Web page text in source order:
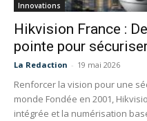
Innovations
Hikvision France :
pointe pour
La Redaction - 19 mai 2026
Renforcer la vision pour une
monde Fondée en 2001,
intégrée et la numérisation